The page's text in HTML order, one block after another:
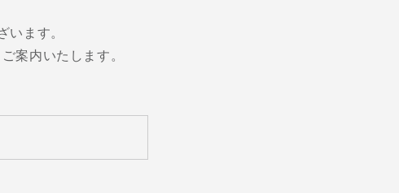
ます。
案内いたします。